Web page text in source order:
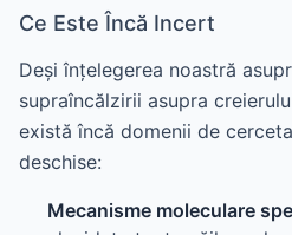
Ce Este Încă Incert
Deși înțelegerea noastră
supraîncălzirii asupra
există încă domenii de
deschise:
Mecanisme moleculare